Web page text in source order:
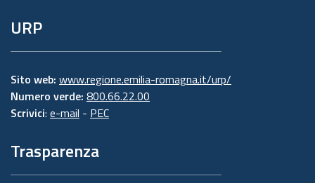
URP
Sito web: www.regione.emilia-romagna.it/urp/
Numero verde: 800.66.22.00
Scrivici: e-mail - PEC
Trasparenza